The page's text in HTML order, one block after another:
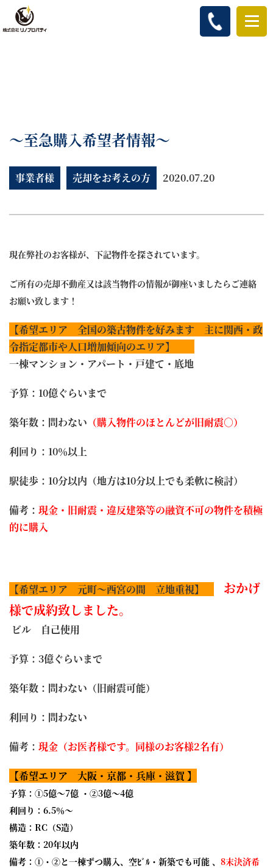
～至急購入希望者情報～
事業者様 売却をお考えの方 2020.07.20
現在弊社のお客様が、下記物件を探されています。
ご所有の売却不動産又は該当物件の情報が御座いましたらご連絡
お願い致します！
【希望エリア 全国の築古物件を好みます 主に関西・政
令指定都市や人口増加傾向のエリア】
一棟マンション・アパート・戸建て・底地
予算：10億ぐらいまで
築年数：問わない （購入物件のほとんどが旧耐震○）
利回り：10％以上
駅徒歩：10分以内（地方は10分以上でも柔軟に検討）
備考： 現金・旧耐震・違反建築等の融資不可の物件を積極
的に購入
【希望エリア 元町～西宮の間 立地重視】
おかげ
様で成約致しました。
ビル 自己使用
予算：3億ぐらいまで
築年数：問わない（旧耐震可能）
利回り：問わない
備考： 現金（お医者様です。同様のお客様2名有）
【希望エリア 大阪・京都・兵庫・滋賀 】
予算：①5億～7億 ・②3億～4億
利回り：6.5％～
構造：RC（S造）
築年数：20年以内
備考：①・②と一棟ずつ購入、空ﾋﾞﾙ・新築でも可能 、 8末決済希